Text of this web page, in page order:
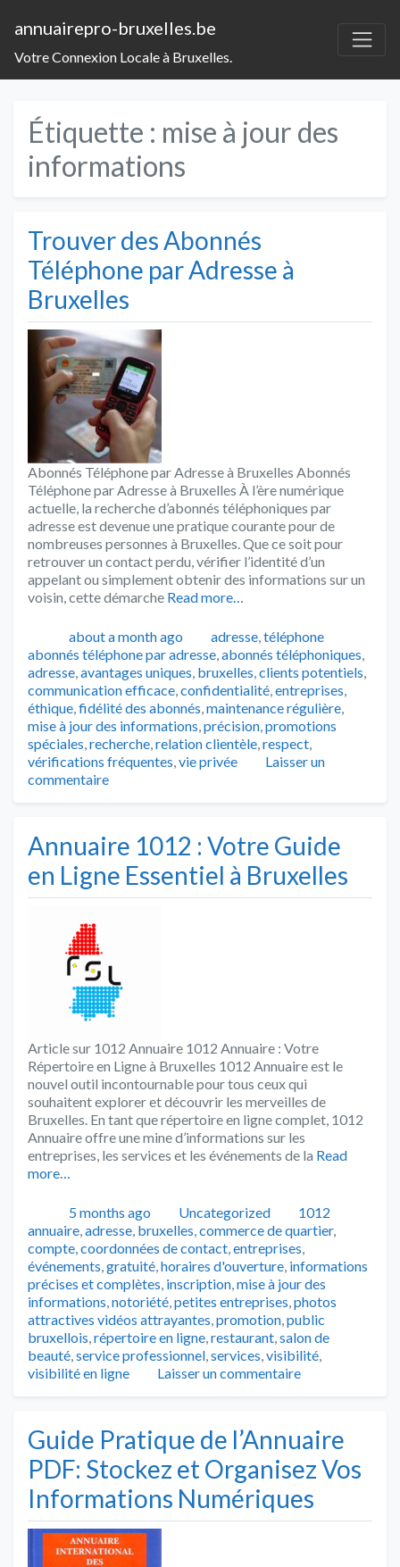
annuairepro-bruxelles.be
Votre Connexion Locale à Bruxelles.
Étiquette : mise à jour des
informations
Trouver des Abonnés
Téléphone par Adresse à
Bruxelles
Abonnés Téléphone par Adresse à Bruxelles Abonnés
Téléphone par Adresse à Bruxelles À l’ère numérique
actuelle, la recherche d’abonnés téléphoniques par
adresse est devenue une pratique courante pour de
nombreuses personnes à Bruxelles. Que ce soit pour
retrouver un contact perdu, vérifier l’identité d’un
appelant ou simplement obtenir des informations sur un
voisin, cette démarche Read more…
Publié
about a month ago Catégories
adresse,téléphone
abonnés téléphone par adresse,abonnés téléphoniques,
adresse,avantages uniques, bruxelles,clients potentiels,
communication efficace,confidentialité,entreprises,
éthique,fidélité des abonnés,maintenance régulière,
mise à jour des informations,précision,promotions
spéciales,recherche,relation clientèle,respect,
vérifications fréquentes,vie privée
Laisser un
commentaire
Annuaire 1012 : Votre Guide
en Ligne Essentiel à Bruxelles
Article sur 1012 Annuaire 1012 Annuaire : Votre
Répertoire en Ligne à Bruxelles 1012 Annuaire est le
nouvel outil incontournable pour tous ceux qui
souhaitent explorer et découvrir les merveilles de
Bruxelles. En tant que répertoire en ligne complet, 1012
Annuaire offre une mine d’informations sur les
entreprises, les services et les événements de la Read
more…
Publié5 months ago Catégories
Uncategorized Tags
1012
annuaire,adresse, bruxelles,commerce de quartier,
compte,coordonnées de contact,entreprises,
événements,gratuité,horaires d'ouverture, informations
précises et complètes, inscription,mise à jour des
informations,notoriété,petites entreprises,photos
attractives vidéos attrayantes,promotion,public
bruxellois,répertoire en ligne,restaurant,salon de
beauté,service professionnel,services,visibilité,
visibilité en ligne
Laisser un commentaire
Guide Pratique de l’Annuaire
PDF: Stockez et Organisez Vos
Informations Numériques